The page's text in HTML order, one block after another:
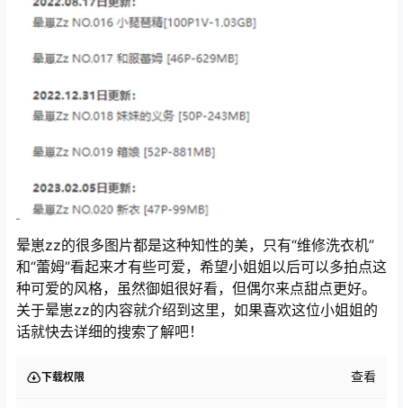
晕崽zz的很多图片都是这种知性的美，只有“维修洗衣机”
和“蕾姆”看起来才有些可爱，希望小姐姐以后可以多拍点这
种可爱的风格，虽然御姐很好看，但偶尔来点甜点更好。
关于晕崽zz的内容就介绍到这里，如果喜欢这位小姐姐的
话就快去详细的搜索了解吧！
下载权限 查看